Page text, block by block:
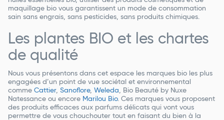
maquillage bio vous garantissent un mode de consommation
sain sans engrais, sans pesticides, sans produits chimiques.
Les plantes BIO et les chartes
de qualité
Nous vous présentons dans cet espace les marques bio les plus
engagées d’un point de vue sociétal et environnemental
comme Cattier, Sanoflore, Weleda , Bio Beauté by Nuxe
Natessance ou encore Marilou Bio. Ces marques vous proposent
des produits efficaces aux parfums délicats qui vont vous
permettre de vous chouchouter tout en faisant du bien à la